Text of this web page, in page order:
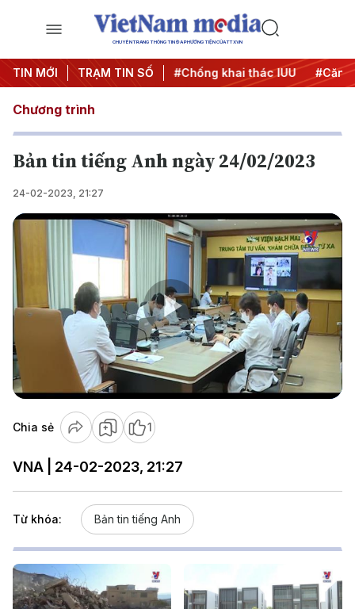
CHUYÊN TRANG THÔNG TIN ĐA PHƯƠNG TIỆN CỦA TTXVN
TIN MỚI TRẠM TIN SỐ
#Chiến dịch 500 ngày đêm #Chống khai thác IUU #Căng
Chương trình
Bản tin tiếng Anh ngày 24/02/2023
24-02-2023, 21:27
Play
Video
Chia sẻ 1
VNA | 24-02-2023, 21:27
Từ khóa: Bản tin tiếng Anh